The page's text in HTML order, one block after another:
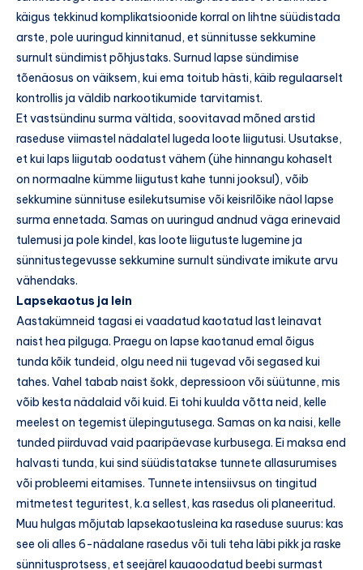
käigus tekkinud komplikatsioonide korral on lihtne süüdistada
arste, pole uuringud kinnitanud, et sünnitusse sekkumine
surnult sündimist põhjustaks. Surnud lapse sündimise
tõenäosus on väiksem, kui ema toitub hästi, käib regulaarselt
kontrollis ja väldib narkootikumide tarvitamist.
Et vastsündinu surma vältida, soovitavad mõned arstid
raseduse viimastel nädalatel lugeda loote liigutusi. Usutakse,
et kui laps liigutab oodatust vähem (ühe hinnangu kohaselt
on normaalne kümme liigutust kahe tunni jooksul), võib
sekkumine sünnituse esilekutsumise või keisrilõike näol lapse
surma ennetada. Samas on uuringud andnud väga erinevaid
tulemusi ja pole kindel, kas loote liigutuste lugemine ja
sünnitustegevusse sekkumine surnult sündivate imikute arvu
vähendaks.
Lapsekaotus ja lein
Aastakümneid tagasi ei vaadatud kaotatud last leinavat
naist hea pilguga. Praegu on lapse kaotanud emal õigus
tunda kõik tundeid, olgu need nii tugevad või segased kui
tahes. Vahel tabab naist šokk, depressioon või süütunne, mis
võib kesta nädalaid või kuid. Ei tohi kuulda võtta neid, kelle
meelest on tegemist ülepingutusega. Samas on ka naisi, kelle
tunded piirduvad vaid paaripäevase kurbusega. Ei maksa end
halvasti tunda, kui sind süüdistatakse tunnete allasurumises
või probleemi eitamises. Tunnete intensiivsus on tingitud
mitmetest teguritest, k.a sellest, kas rasedus oli planeeritud.
Muu hulgas mõjutab lapsekaotusleina ka raseduse suurus: kas
see oli alles 6-nädalane rasedus või tuli teha läbi pikk ja raske
sünnitusprotsess, et seejärel kauaoodatud beebi surmast